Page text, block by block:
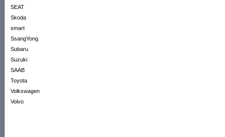
SEAT
Skoda
smart
SsangYong
Subaru
Suzuki
SAAB
Toyota
Volkswagen
Volvo